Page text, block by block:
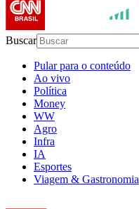
Buscar
Pular para o conteúdo
Ao vivo
Política
Money
WW
Agro
Infra
IA
Esportes
Viagem & Gastronomia